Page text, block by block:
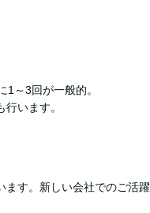
～3回が一般的。
います。
ます。新しい会社でのご活